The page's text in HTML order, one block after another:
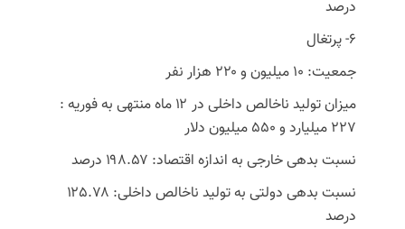
درصد
۶- پرتغال
جمعیت: ۱۰ میلیون و ۲۲۰ هزار نفر
میزان تولید ناخالص داخلی در ۱۲ ماه منتهی به فوریه :
۲۲۷ میلیارد و ۵۵۰ میلیون دلار
نسبت بدهی خارجی به اندازه اقتصاد: ۱۹۸.۵۷ درصد
نسبت بدهی دولتی به تولید ناخالص داخلی: ۱۲۵.۷۸
درصد